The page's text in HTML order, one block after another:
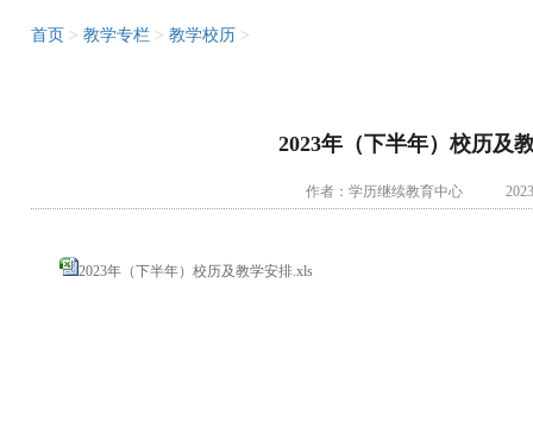
首页 > 教学专栏 > 教学校历 >
2023年（下半年）校历及
作者：学历继续教育中心
2023年（下半年）校历及教学安排.xls